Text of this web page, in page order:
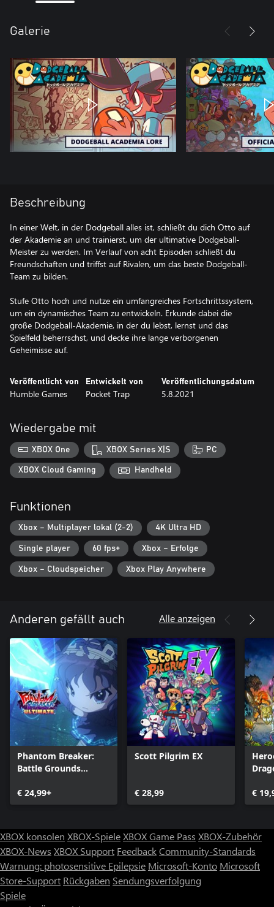
Galerie
Beschreibung
In einer Welt, in der Dodgeball alles ist, schließt du dich Otto auf
der Akademie an und trainierst, um der ultimative Dodgeball-
Meister zu werden. Im Verlauf von acht Episoden schließt du
Freundschaften und triffst auf Rivalen, um das beste Dodgeball-
Team zu bilden.
Stufe Otto hoch und nutze ein umfangreiches Fortschrittssystem,
um ein dynamisches Team zu entwickeln. Erkunde dabei die
große Dodgeball-Akademie, in der du lebst, lernst und das
Spielfeld beherrschst, und decke ihre lange verborgenen
Geheimisse auf.
Veröffentlicht von
Humble Games
Entwickelt von
Pocket Trap
Veröffentlichungsdatum
5.8.2021
Wiedergabe mit
XBOX One XBOX Series X|S PC
XBOX Cloud Gaming Handheld
Funktionen
Xbox – Multiplayer lokal (2-2) 4K Ultra HD
Single player 60 fps+ Xbox – Erfolge
Xbox – Cloudspeicher Xbox Play Anywhere
Anderen gefällt auch Alle anzeigen
Phantom Breaker:
Battle Grounds
€ 24,99+
Scott Pilgrim EX
€ 28,99 €
XBOX konsolen XBOX-SpieleXBOX Game Pass XBOX-Zubehör
XBOX-News XBOX Support FeedbackCommunity-Standards
Warnung: photosensitive Epilepsie Microsoft-Konto Microsoft
Store-Support Rückgaben Sendungsverfolgung
Spiele